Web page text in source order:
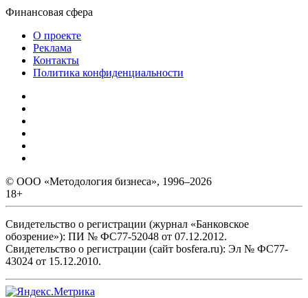
Финансовая сфера
О проекте
Реклама
Контакты
Политика конфиденциальности
© ООО «Методология бизнеса», 1996–2026
18+
Свидетельство о регистрации (журнал «Банковское
обозрение»): ПИ № ФС77-52048 от 07.12.2012.
Свидетельство о регистрации (сайт bosfera.ru): Эл № ФС77-
43024 от 15.12.2010.